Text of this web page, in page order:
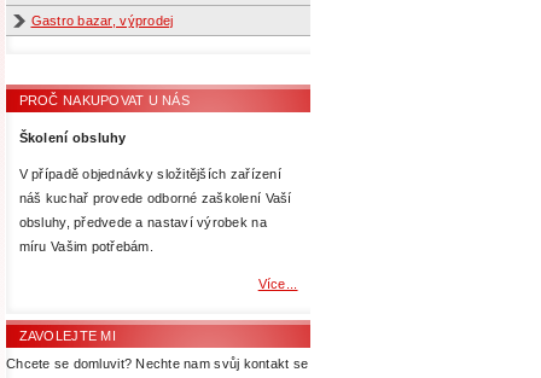
Gastro bazar, výprodej
PROČ NAKUPOVAT U NÁS
Školení obsluhy
V případě objednávky složitějších zařízení
náš kuchař provede odborné zaškolení Vaší
obsluhy, předvede a nastaví výrobek na
míru Vašim potřebám.
Více...
ZAVOLEJTE MI
Chcete se domluvit? Nechte nam svůj kontakt se